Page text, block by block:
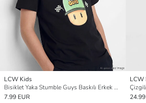
LCW Kids
Bisiklet Yaka Stumble Guys Baskılı Erkek Çocuk Tişört
7.99 EUR
LCW